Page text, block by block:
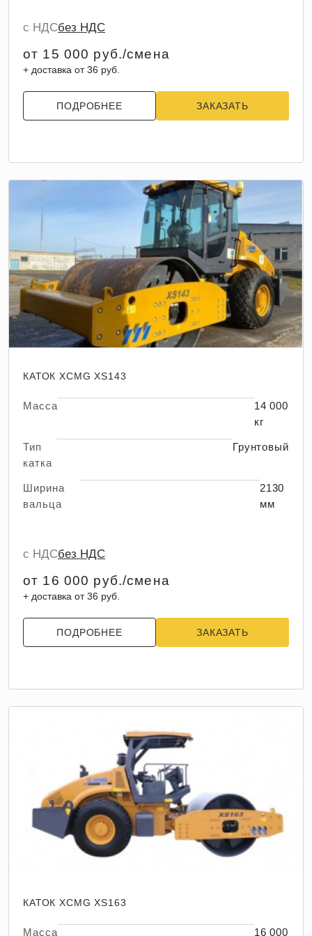
с НДСбез НДС
от 15 000 руб./смена
+ доставка от 36 руб.
ПОДРОБНЕЕ ЗАКАЗАТЬ
КАТОК XCMG XS143
Масса
14 000
кг
Тип
катка
Грунтовый
Ширина
вальца
2130
мм
с НДСбез НДС
от 16 000 руб./смена
+ доставка от 36 руб.
ПОДРОБНЕЕ ЗАКАЗАТЬ
КАТОК XCMG XS163
Масса 16 000